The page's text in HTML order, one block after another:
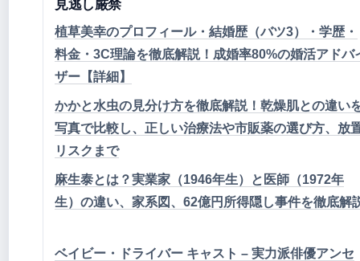
見逃し厳禁
植草美幸のプロフィール・結婚歴（バツ3）・学歴・
料金・3C理論を徹底解説！成婚率80%の婚活アドバ
ザー【詳細】
かかと水虫の見分け方を徹底解説！乾燥肌との違い
写真で比較し、正しい治療法や市販薬の選び方、放
リスクまで
麻生泰とは？実業家（1946年生）と医師（1972年
生）の違い、家系図、62億円所得隠し事件を徹底解
ベイビー・ドライバー キャスト – 実力派俳優アンセ